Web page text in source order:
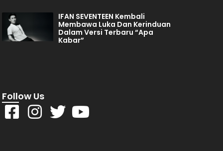
IFAN SEVENTEEN Kembali
Membawa Luka Dan Kerinduan
Dalam Versi Terbaru “Apa
Kabar”
Follow Us